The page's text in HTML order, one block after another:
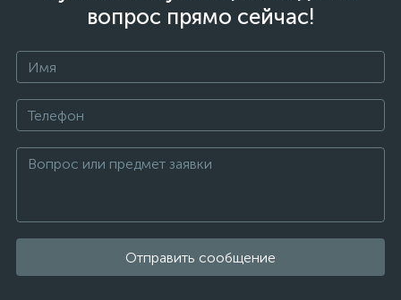
вопрос прямо сейчас!
Отправить сообщение